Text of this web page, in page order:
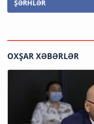
ŞƏRHLƏR
OXŞAR XƏBƏRLƏR